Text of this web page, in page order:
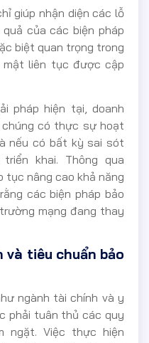
giúp nhận diện các lỗ
của các biện pháp
biệt quan trọng trong
mật liên tục được cập
pháp hiện tại, doanh
có thực sự hoạt
nếu có bất kỳ sai sót
khai. Thông qua
nâng cao khả năng
các biện pháp bảo
mạng đang thay
và tiêu chuẩn bảo
ngành tài chính và y
phải tuân thủ các quy
ngặt. Việc thực hiện